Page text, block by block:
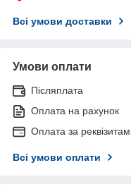
Всі умови доставки
Умови оплати
Післяплата
Оплата на рахунок
Оплата за
Всі умови оплати